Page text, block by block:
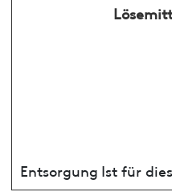
Entsorgung Ist für